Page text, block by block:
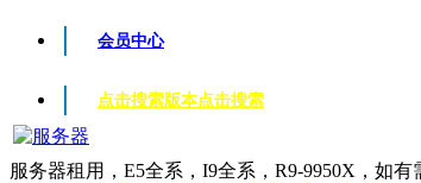
会员中心
点击搜索版本点击搜索
服务器租用，E5全系，I9全系，R9-9950X，如